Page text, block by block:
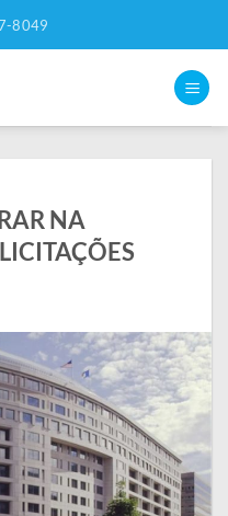
8049
NA